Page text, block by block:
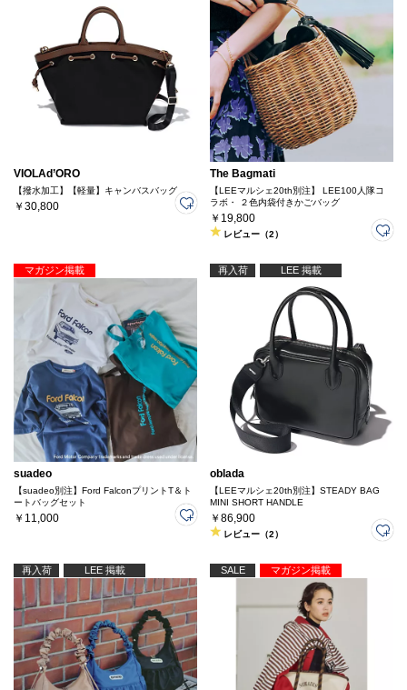
VIOLAd’ORO
【撥水加工】【軽量】キャンバスバッグ
￥30,800
The Bagmati
【LEEマルシェ20th別注】 LEE100人隊コ
ラボ・ ２色内袋付きかごバッグ
￥19,800
レビュー（2）
マガジン掲載
suadeo
【suadeo別注】Ford FalconプリントT＆ト
ートバッグセット
￥11,000
再入荷 LEE 掲載
oblada
【LEEマルシェ20th別注】STEADY BAG
MINI SHORT HANDLE
￥86,900
レビュー（2）
再入荷 LEE 掲載 SALE マガジン掲載